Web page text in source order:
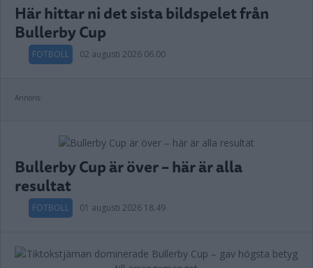
Här hittar ni det sista bildspelet från
Bullerby Cup
FOTBOLL 02 augusti 2026 06.00
Annons:
Bullerby Cup är över – här är alla
resultat
FOTBOLL 01 augusti 2026 18.49